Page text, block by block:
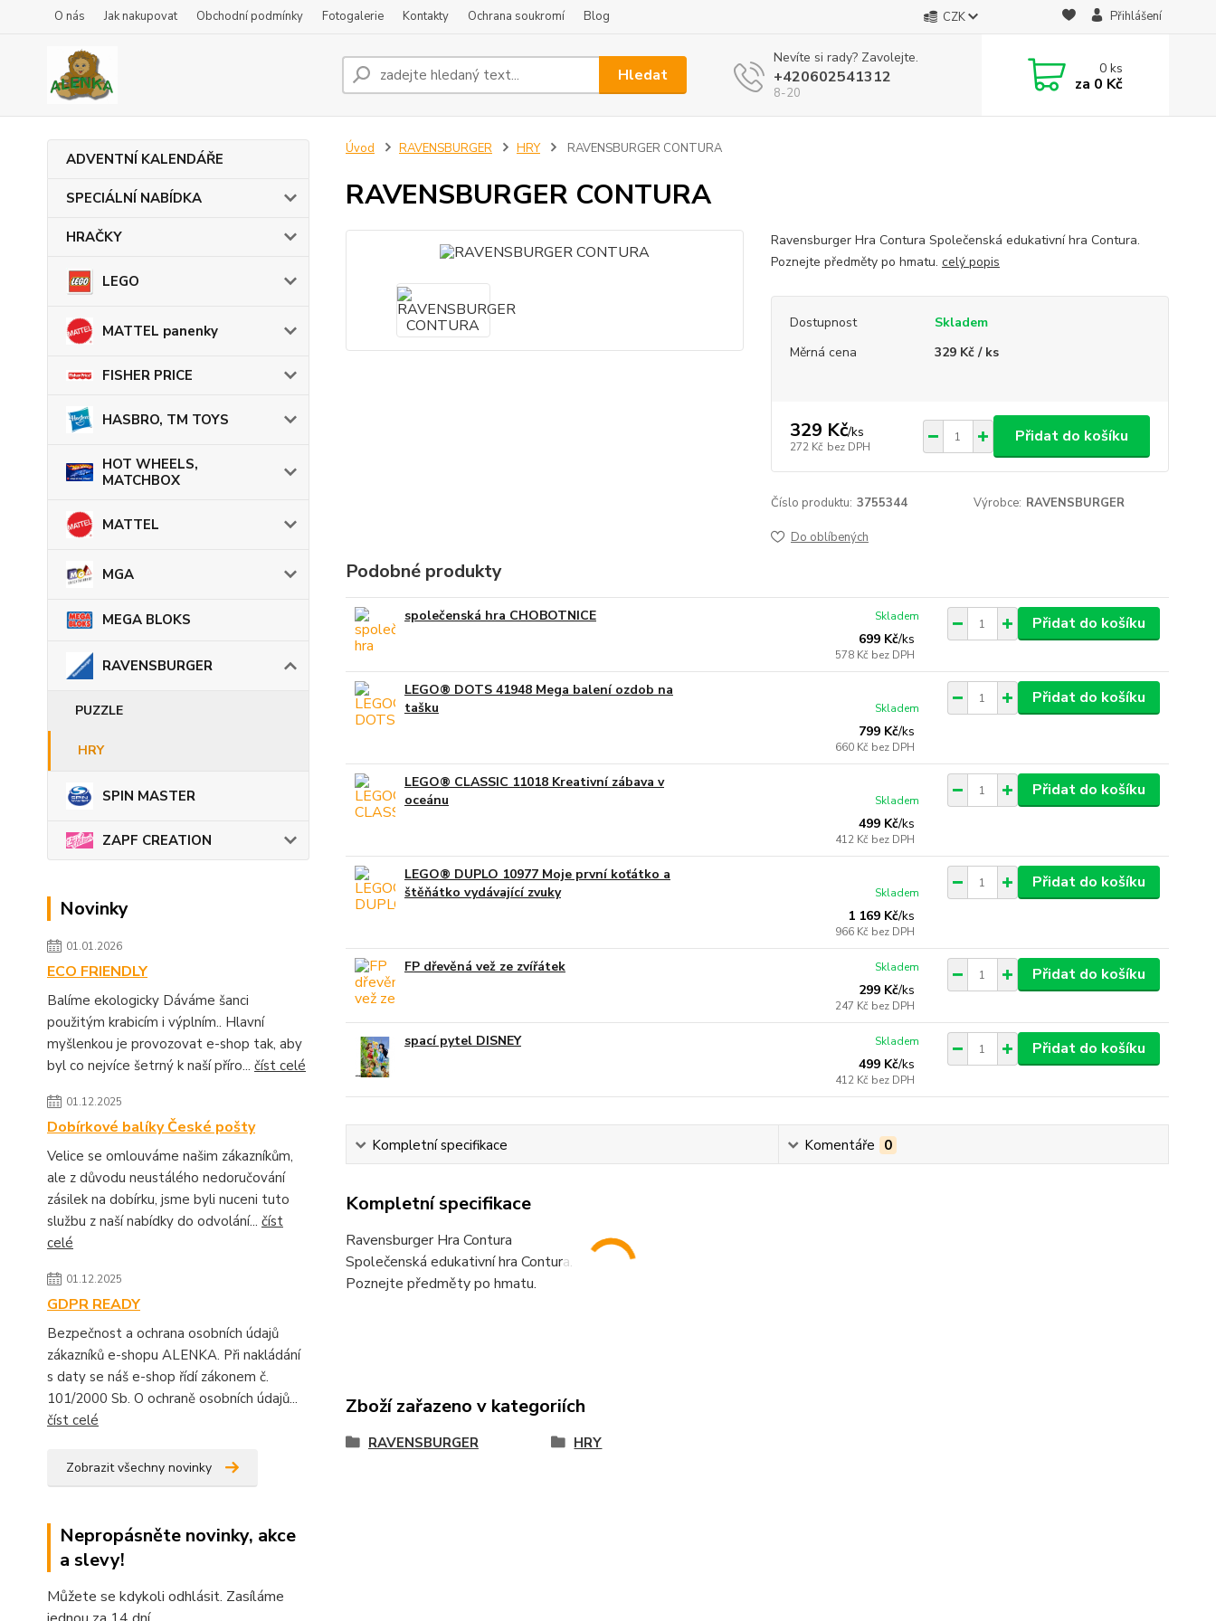
O nás Jak nakupovat Obchodní podmínky Fotogalerie Kontakty Ochrana soukromí Blog CZK Přihlášení
Hledat
Nevíte si rady? Zavolejte.
+420602541312
8-20
0ks
za 0 Kč
ADVENTNÍ KALENDÁŘE
SPECIÁLNÍ NABÍDKA
HRAČKY
LEGO
MATTEL panenky
FISHER PRICE
HASBRO, TM TOYS
HOT WHEELS,
MATCHBOX
MATTEL
MGA
MEGA BLOKS
RAVENSBURGER
PUZZLE
HRY
SPIN MASTER
ZAPF CREATION
Novinky
01.01.2026
ECO FRIENDLY
Balíme ekologicky Dáváme šanci
použitým krabicím i výplním.. Hlavní
myšlenkou je provozovat e-shop tak, aby
byl co nejvíce šetrný k naší příro... číst celé
01.12.2025
Dobírkové balíky České pošty
Velice se omlouváme našim zákazníkům,
ale z důvodu neustálého nedoručování
zásilek na dobírku, jsme byli nuceni tuto
službu z naší nabídky do odvolání... číst
celé
01.12.2025
GDPR READY
Bezpečnost a ochrana osobních údajů
zákazníků e-shopu ALENKA. Při nakládání
s daty se náš e-shop řídí zákonem č.
101/2000 Sb. O ochraně osobních údajů...
číst celé
Zobrazit všechny novinky
Nepropásněte novinky, akce
a slevy!
Můžete se kdykoli odhlásit. Zasíláme
Úvod RAVENSBURGER HRY RAVENSBURGER CONTURA
RAVENSBURGER CONTURA
Ravensburger Hra Contura Společenská edukativní hra Contura.
Poznejte předměty po hmatu. celý popis
Dostupnost
Skladem
Měrná cena
329 Kč / ks
329 Kč/ks
272 Kč bez DPH
Přidat do košíku
Číslo produktu: 3755344 Výrobce: RAVENSBURGER
Do oblíbených
Podobné produkty
společenská hra CHOBOTNICE
699 Kč/ks
578 Kč bez DPH
Skladem Přidat do košíku
LEGO® DOTS 41948 Mega balení ozdob na
tašku
799 Kč/ks
660 Kč bez DPH
Skladem
Přidat do košíku
LEGO® CLASSIC 11018 Kreativní zábava v
oceánu
499 Kč/ks
412 Kč bez DPH
Skladem
Přidat do košíku
LEGO® DUPLO 10977 Moje první koťátko a
štěňátko vydávající zvuky
1 169 Kč/ks
966 Kč bez DPH
Skladem
Přidat do košíku
FP dřevěná vež ze zvířátek
299 Kč/ks
247 Kč bez DPH
Skladem Přidat do košíku
spací pytel DISNEY
499 Kč/ks
412 Kč bez DPH
Skladem Přidat do košíku
Kompletní specifikace Komentáře 0
Kompletní specifikace
Ravensburger Hra Contura
Společenská edukativní hra Contura.
Poznejte předměty po hmatu.
Zboží zařazeno v kategoriích
RAVENSBURGER HRY